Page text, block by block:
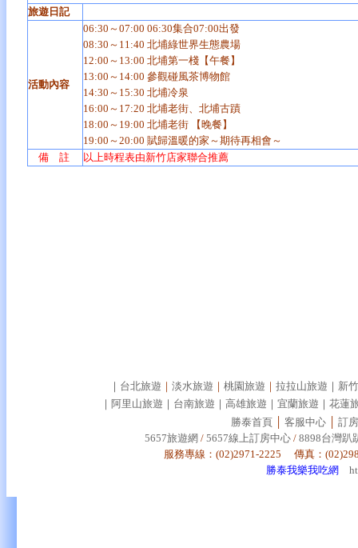
旅遊日記
活動內容
06:30～07:00 06:30集合07:00出發
08:30～11:40 北埔綠世界生態農場
12:00～13:00 北埔第一棧【午餐】
13:00～14:00 參觀碰風茶博物館
14:30～15:30 北埔冷泉
16:00～17:20 北埔老街、北埔古蹟
18:00～19:00 北埔老街 【晚餐】
19:00～20:00 賦歸溫暖的家～期待再相會～
備 註
以上時程表由新竹店家聯合推薦
｜ 台北旅遊 ｜ 淡水旅遊 ｜ 桃園旅遊 ｜ 拉拉山旅遊 ｜ 新
｜ 阿里山旅遊 ｜ 台南旅遊 ｜ 高雄旅遊 ｜ 宜蘭旅遊 ｜ 花蓮
勝泰首頁
客服中心
訂
5657旅遊網 / 5657線上訂房中心/ 8898台灣趴
服務專線：(02)2971-2225 傳真：
勝泰我樂我吃網